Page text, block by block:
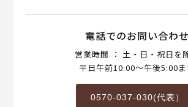
電話でのお問い合わせ
営業時間 ： 土・日・祝日を
平日午前10:00～午後5:00ま
0570-037-030(代表）